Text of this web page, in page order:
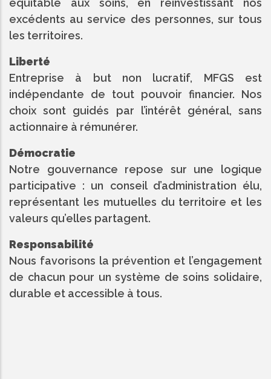
équitable aux soins, en réinvestissant nos
excédents au service des personnes, sur tous
les territoires.
Liberté
Entreprise à but non lucratif, MFGS est
indépendante de tout pouvoir financier. Nos
choix sont guidés par l’intérêt général, sans
actionnaire à rémunérer.
Démocratie
Notre gouvernance repose sur une logique
participative : un conseil d’administration élu,
représentant les mutuelles du territoire et les
valeurs qu’elles partagent.
Responsabilité
Nous favorisons la prévention et l’engagement
de chacun pour un système de soins solidaire,
durable et accessible à tous.